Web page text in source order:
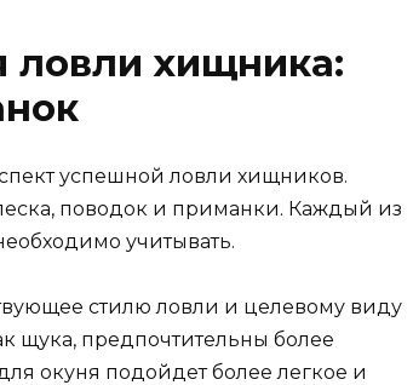
ловли хищника:
успешной ловли хищников.
поводок и приманки. Каждый из
учитывать.
стилю ловли и целевому виду
щука, предпочтительны более
окуня подойдет более легкое и